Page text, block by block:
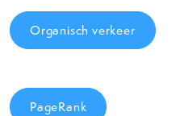
Organisch verkeer
PageRank